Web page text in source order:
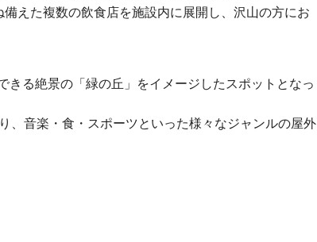
えた複数の飲食店を施設内に展開し、沢山の方にお
きる絶景の「緑の丘」をイメージしたスポットとなっ
、音楽・食・スポーツといった様々なジャンルの屋外